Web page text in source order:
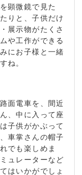
顕微鏡で見た
りと、子供だけ
展示物がたくさ
や工作ができる
にお子様と一緒
ね。
面電車を、間近
、中に入って座
子供がかぶって
車掌さんの帽子
でも楽しめま
ュレーターなど
はいかがでしょ